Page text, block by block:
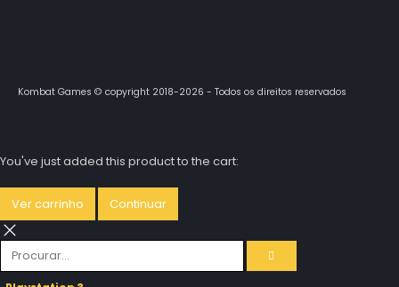
Kombat Games © copyright 2018-2026 - Todos os direitos reservados
You've just added this product to the cart:
Ver carrinho Continuar